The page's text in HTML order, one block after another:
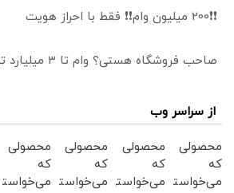
❗❗200 میلیون وام❗❗ فقط با احراز هویت
صاحب فروشگاه هستی؟ وام تا ۳ میلیارد تومان بگیر
از سراسر وب
محصولی
که
می‌خواستی
محصولی
که
می‌خواستی
محصولی
که
می‌خواستی
محصولی
که
می‌خواستی